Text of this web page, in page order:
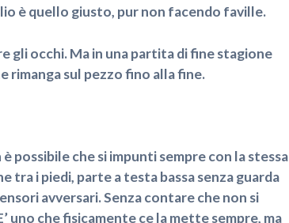
è quello giusto, pur non facendo faville.
gli occhi. Ma in una partita di fine stagione
rimanga sul pezzo fino alla fine.
possibile che si impunti sempre con la stessa
tra i piedi, parte a testa bassa senza guarda
avversari. Senza contare che non si
uno che fisicamente ce la mette sempre, ma